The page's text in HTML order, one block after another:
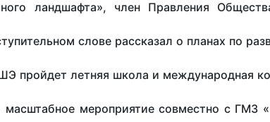
ландшафта», член Правления
слове рассказал о планах по
пройдет летняя школа и международная
мероприятие совместно с